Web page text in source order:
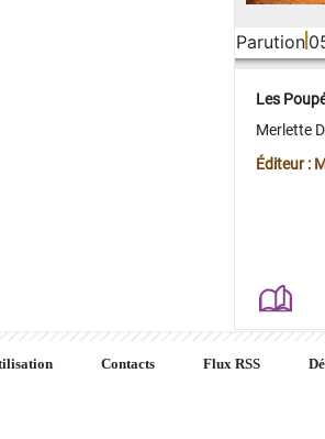
Parution
Les
Merlette
Éditeur :
Contacts Flux RSS